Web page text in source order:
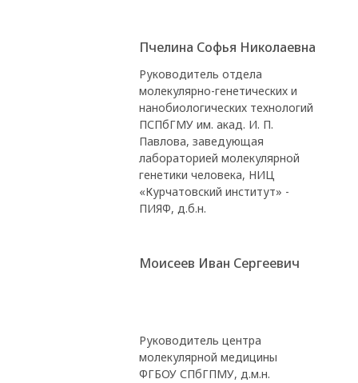
Пчелина Софья Николаевна
Руководитель отдела
молекулярно-генетических и
нанобиологических технологий
ПСПбГМУ им. акад. И. П.
Павлова, заведующая
лабораторией молекулярной
генетики человека, НИЦ
«Курчатовский институт» -
ПИЯФ, д.б.н.
Моисеев Иван Сергеевич
Руководитель центра
молекулярной медицины
ФГБОУ СПбГПМУ, д.м.н.